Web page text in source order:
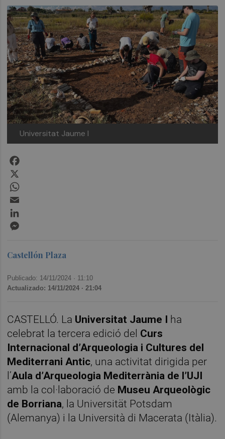
Universitat Jaume I
Castellón Plaza
Publicado: 14/11/2024 · 11:10
Actualizado: 14/11/2024 · 21:04
CASTELLÓ. La Universitat Jaume I ha
celebrat la tercera edició del Curs
Internacional d’Arqueologia i Cultures del
Mediterrani Antic, una activitat dirigida per
l’Aula d’Arqueologia Mediterrània de l’UJI
amb la col·laboració de Museu Arqueològic
de Borriana, la Universität Potsdam
(Alemanya) i la Università di Macerata (Itàlia).